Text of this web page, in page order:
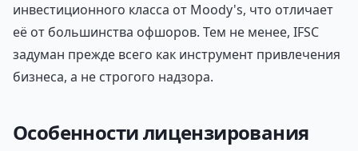
инвестиционного класса от Moody's, что отличает
её от большинства офшоров. Тем не менее, IFSC
задуман прежде всего как инструмент привлечения
бизнеса, а не строгого надзора.
Особенности лицензирования